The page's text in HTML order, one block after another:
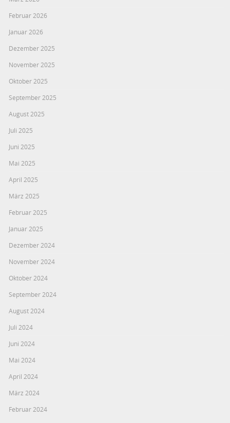
Februar 2026
Januar 2026
Dezember 2025
November 2025
Oktober 2025
September 2025
August 2025
Juli 2025
Juni 2025
Mai 2025
April 2025
März 2025
Februar 2025
Januar 2025
Dezember 2024
November 2024
Oktober 2024
September 2024
August 2024
Juli 2024
Juni 2024
Mai 2024
April 2024
März 2024
Februar 2024